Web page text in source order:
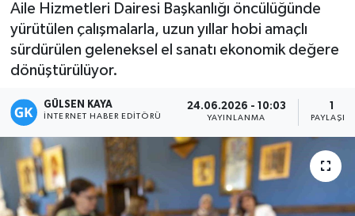
Aile Hizmetleri Dairesi Başkanlığı öncülüğünde
yürütülen çalışmalarla, uzun yıllar hobi amaçlı
sürdürülen geleneksel el sanatı ekonomik değere
dönüştürülüyor.
GÜLSEN KAYA
İNTERNET HABER EDITÖRÜ
24.06.2026 - 10:03
YAYINLANMA PAYLAŞIM
Mersin
Mersin Tarihi
Özel Haber
Politika
Resmi İlan